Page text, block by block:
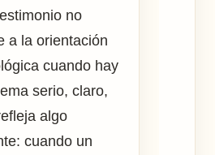
no
a la orientación
cuando hay
serio, claro,
algo
cuando un